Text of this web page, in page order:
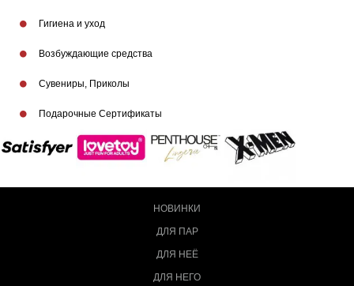
Гигиена и уход
Возбуждающие средства
Сувениры, Приколы
Подарочные Сертификаты
НОВИНКИ
ДЛЯ ПАР
ДЛЯ НЕЁ
ДЛЯ НЕГО